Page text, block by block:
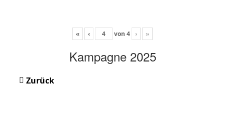
« ‹ von 4 › »
Kampagne 2025
Zurück